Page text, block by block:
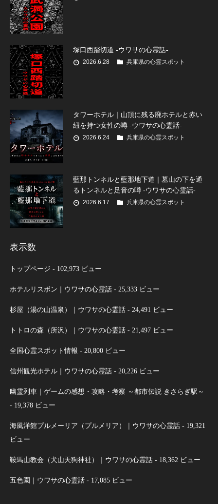
塚口西踏切道 -ウワサの心霊話-
2026.6.28 兵庫県の心霊スポット
タワーホテル｜山頂に残る廃ホテルと赤い
紐を持つ女性の噂 -ウワサの心霊話-
2026.6.24 兵庫県の心霊スポット
藍那トンネルと藍那地下道｜墓山の下を通
るトンネルと足音の噂 -ウワサの心霊話-
2026.6.17 兵庫県の心霊スポット
表示数
トップページ - 102,973 ビュー
ホテルリスボン｜ウワサの心霊話 - 25,333 ビュー
杉屋（湯の山温泉）｜ウワサの心霊話 - 24,491 ビュー
トトロの森（所沢）｜ウワサの心霊話 - 21,497 ビュー
全国心霊スポット情報 - 20,800 ビュー
信州観光ホテル｜ウワサの心霊話 - 20,226 ビュー
幽霊列車｜ゲームの感想・攻略・考察 ～都市伝説 きさらぎ駅～
- 19,378 ビュー
海風洋館プルメーリア（プルメリア）｜ウワサの心霊話 - 19,321
ビュー
鞍馬山教会（犬山天狗神社）｜ウワサの心霊話 - 18,362 ビュー
五色園｜ウワサの心霊話 - 17,085 ビュー